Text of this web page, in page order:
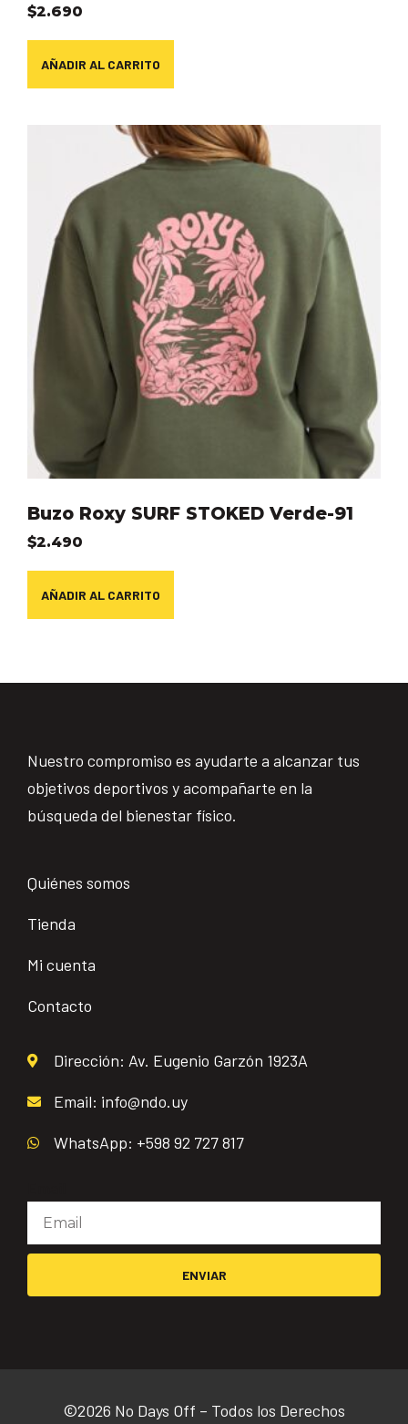
$2.690
AÑADIR AL CARRITO
Buzo Roxy SURF STOKED Verde-91
$2.490
AÑADIR AL CARRITO
Nuestro compromiso es ayudarte a alcanzar tus
objetivos deportivos y acompañarte en la
búsqueda del bienestar físico.
Quiénes somos
Tienda
Mi cuenta
Contacto
Dirección: Av. Eugenio Garzón 1923A
Email: info@ndo.uy
WhatsApp: +598 92 727 817
ENVIAR
©2026 No Days Off – Todos los Derechos